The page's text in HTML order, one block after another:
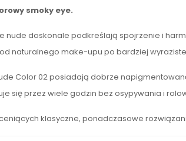
smoky eye.
doskonale podkreślają spojrzenie i
naturalnego make-upu po bardziej
Color 02 posiadają dobrze
się przez wiele godzin bez osypywania i
klasyczne, ponadczasowe